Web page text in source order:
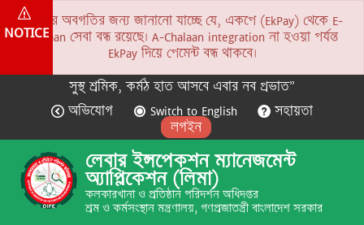
NOTICE
সকলের অবগতির জন্য জানানো যাচ্ছে যে, একপে (EkPay) থেকে E-
Chalaan সেবা বন্ধ রয়েছে। A-Chalaan integration না হওয়া পর্যন্ত
EkPay দিয়ে পেমেন্ট বন্ধ থাকবে।
সুস্থ শ্রমিক, কর্মঠ হাত আসবে এবার নব প্রভাত”
অভিযোগ
Switch to English
সহায়তা
লগইন
লেবার ইন্সপেকশন ম্যানেজমেন্ট
অ্যাপ্লিকেশন (লিমা)
কলকারখানা ও প্রতিষ্ঠান পরিদর্শন অধিদপ্তর
শ্রম ও কর্মসংস্থান মন্ত্রণালয়, গণপ্রজাতন্ত্রী বাংলাদেশ সরকার